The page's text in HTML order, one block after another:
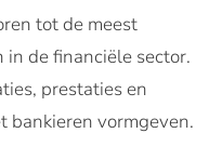
tot de meest
de financiële sector.
prestaties en
bankieren vormgeven.